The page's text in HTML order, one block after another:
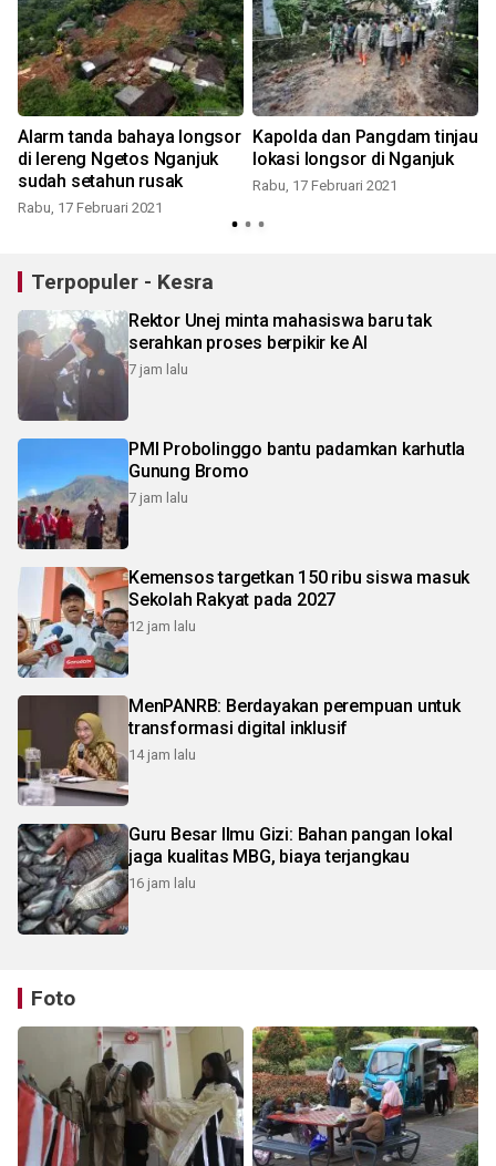
Alarm tanda bahaya longsor
di lereng Ngetos Nganjuk
sudah setahun rusak
Rabu, 17 Februari 2021
Kapolda dan Pangdam tinjau
lokasi longsor di Nganjuk
Rabu, 17 Februari 2021
Terpopuler - Kesra
Rektor Unej minta mahasiswa baru tak
serahkan proses berpikir ke AI
7 jam lalu
PMI Probolinggo bantu padamkan karhutla
Gunung Bromo
7 jam lalu
Kemensos targetkan 150 ribu siswa masuk
Sekolah Rakyat pada 2027
12 jam lalu
MenPANRB: Berdayakan perempuan untuk
transformasi digital inklusif
14 jam lalu
Guru Besar Ilmu Gizi: Bahan pangan lokal
jaga kualitas MBG, biaya terjangkau
16 jam lalu
Foto